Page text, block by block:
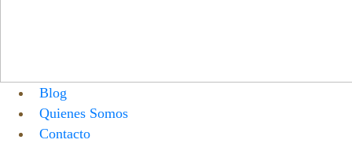
Blog
Quienes Somos
Contacto